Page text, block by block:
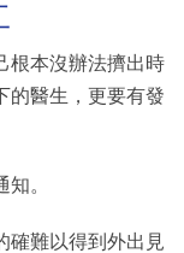
根本沒辦法擠出時
的醫生，更要有發
。
確難以得到外出見